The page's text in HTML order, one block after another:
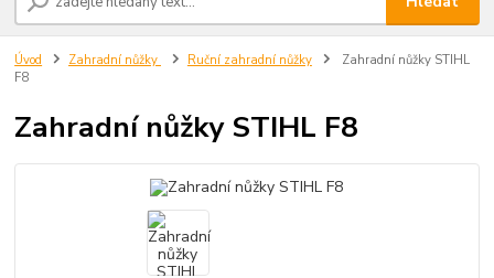
Úvod Zahradní nůžky Ruční zahradní nůžky
Zahradní nůžky STIHL
F8
Zahradní nůžky STIHL F8